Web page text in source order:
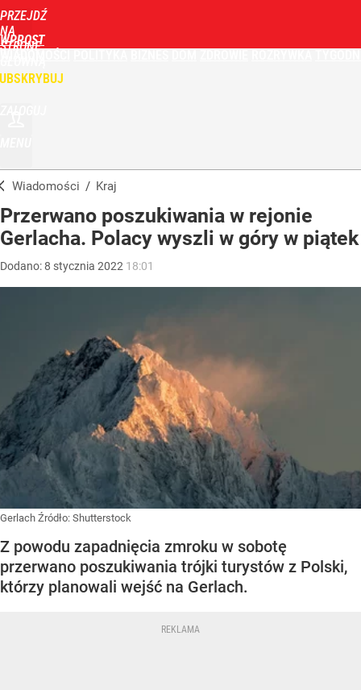
PRZEJDŹ
NA
STRONĘ
WPROST
Wiadomości / Kraj
Przerwano poszukiwania w rejonie
Gerlacha. Polacy wyszli w góry w piątek
Dodano:8 stycznia 2022 18:01
Gerlach Źródło: Shutterstock
Z powodu zapadnięcia zmroku w sobotę
przerwano poszukiwania trójki turystów z Polski,
którzy planowali wejść na Gerlach.